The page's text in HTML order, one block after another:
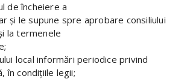
de încheiere a
şi le supune spre aprobare consiliului
la termenele
local informări periodice privind
în condiţiile legii;